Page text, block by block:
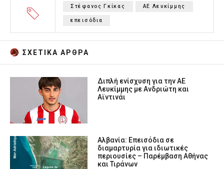
Στέφανος Γκίκας ΑΕ Λευκίμμης
επεισόδια
ΣΧΕΤΙΚA AΡΘΡΑ
Διπλή ενίσχυση για την ΑΕ
Λευκίμμης με Ανδριώτη και
Αϊντινάι
Αλβανία: Επεισόδια σε
διαμαρτυρία για ιδιωτικές
περιουσίες – Παρέμβαση Αθήνας
και Τιράνων